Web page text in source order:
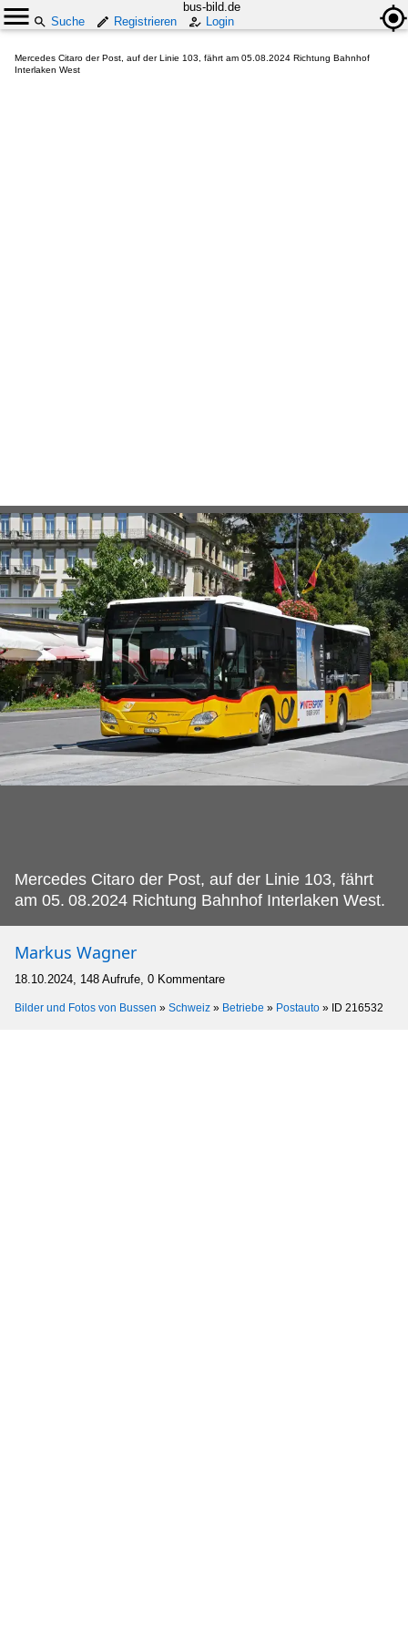
bus-bild.de
Suche
Registrieren Login
Mercedes Citaro der Post, auf der Linie 103, fährt am 05.08.2024 Richtung Bahnhof
Interlaken West
Mercedes Citaro der Post, auf der Linie 103, fährt
am 05. 08.2024 Richtung Bahnhof Interlaken West.
Markus Wagner
18.10.2024, 148 Aufrufe, 0 Kommentare
Bilder und Fotos von Bussen » Schweiz » Betriebe » Postauto » ID 216532